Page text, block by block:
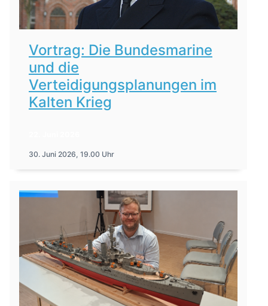
Vortrag: Die Bundesmarine
und die
Verteidigungsplanungen im
Kalten Krieg
30. Juni 2026, 19.00 Uhr